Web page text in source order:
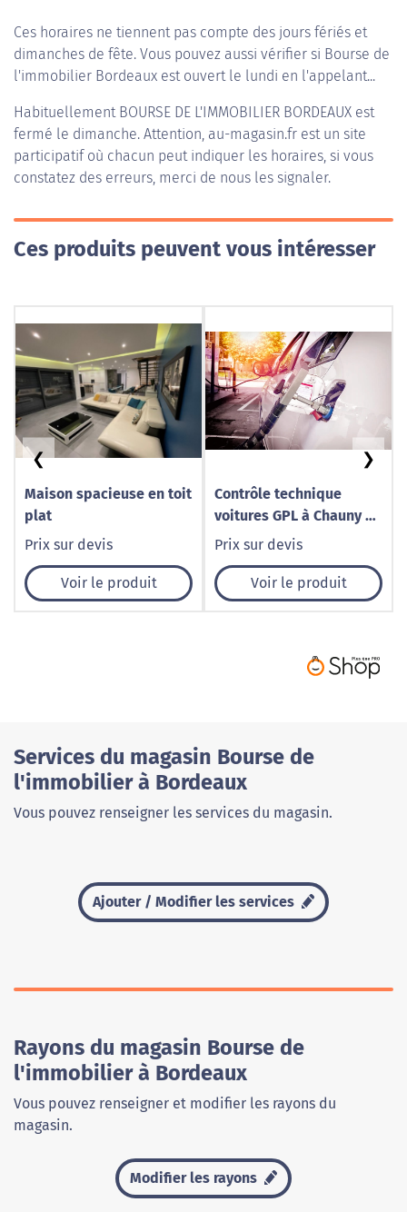
Ces horaires ne tiennent pas compte des jours fériés et
dimanches de fête. Vous pouvez aussi vérifier si Bourse de
l'immobilier Bordeaux est ouvert le lundi en l'appelant...
Habituellement BOURSE DE L'IMMOBILIER BORDEAUX est
fermé le dimanche. Attention, au-magasin.fr est un site
participatif où chacun peut indiquer les horaires, si vous
constatez des erreurs, merci de nous les signaler.
Ces produits peuvent vous intéresser
Maison spacieuse en toit
plat
Prix sur devis
Voir le produit
Contrôle technique
voitures GPL à Chauny –
Norisko
Prix sur devis
Voir le produit
❮ ❯
Services du magasin Bourse de
l'immobilier à Bordeaux
Vous pouvez renseigner les services du magasin.
Ajouter / Modifier les services
Rayons du magasin Bourse de
l'immobilier à Bordeaux
Vous pouvez renseigner et modifier les rayons du
magasin.
Modifier les rayons